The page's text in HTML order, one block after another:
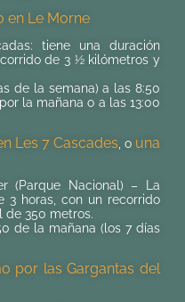
en Le Morne
tiene una duración
de 3 ½ kilómetros y
de la semana) a las 8:50
la mañana o a las 13:00
Les 7 Cascades, o una
(Parque Nacional) – La
3 horas, con un recorrido
de 350 metros.
de la mañana (los 7 días
por las Gargantas del